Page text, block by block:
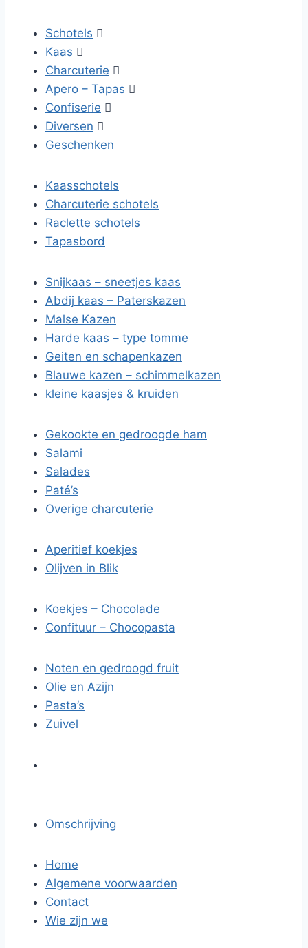
Schotels 
Kaas 
Charcuterie 
Apero – Tapas 
Confiserie 
Diversen 
Geschenken
Kaasschotels
Charcuterie schotels
Raclette schotels
Tapasbord
Snijkaas – sneetjes kaas
Abdij kaas – Paterskazen
Malse Kazen
Harde kaas – type tomme
Geiten en schapenkazen
Blauwe kazen – schimmelkazen
kleine kaasjes & kruiden
Gekookte en gedroogde ham
Salami
Salades
Paté’s
Overige charcuterie
Aperitief koekjes
Olijven in Blik
Koekjes – Chocolade
Confituur – Chocopasta
Noten en gedroogd fruit
Olie en Azijn
Pasta’s
Zuivel
Omschrijving
Home
Algemene voorwaarden
Contact
Wie zijn we